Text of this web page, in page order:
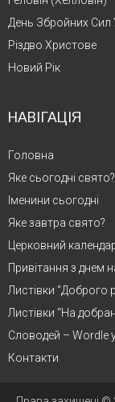
День Збройних Сил
Різдво Христове
Новий Рік
НАВІГАЦІЯ
Головна
Яке сьогодні свято?
Іменини сьогодні
Яке завтра свято?
Церковний
Привітання з днем
Листівки “Доброго
Листівки “На
Словодей – Wordle
Контакти